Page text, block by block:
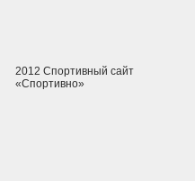
2012 Спортивный сайт
«Спортивно»